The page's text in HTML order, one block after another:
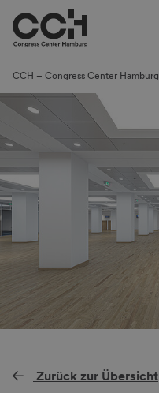
CCH – Congress Center Hamburg
Zurück zur Übersicht